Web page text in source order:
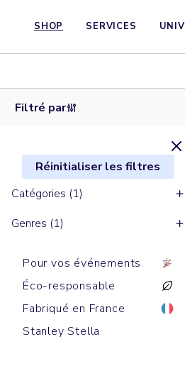
SHOP SERVICES
Filtré par
Réinitialiser les filtres
Catégories (1)
Genres (1)
Pour vos événements
Éco-responsable
Fabriqué en France
Stanley Stella